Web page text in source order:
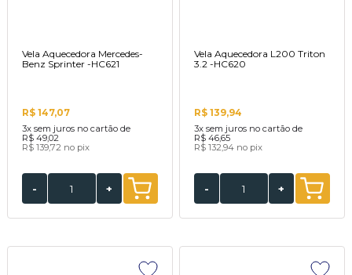
Vela Aquecedora Mercedes-
Benz Sprinter -HC621
R$ 147,07
3x sem juros no cartão de
R$ 49,02
R$ 139,72 no pix
- +
Vela Aquecedora L200 Triton
3.2 -HC620
R$ 139,94
3x sem juros no cartão de
R$ 46,65
R$ 132,94 no pix
- +